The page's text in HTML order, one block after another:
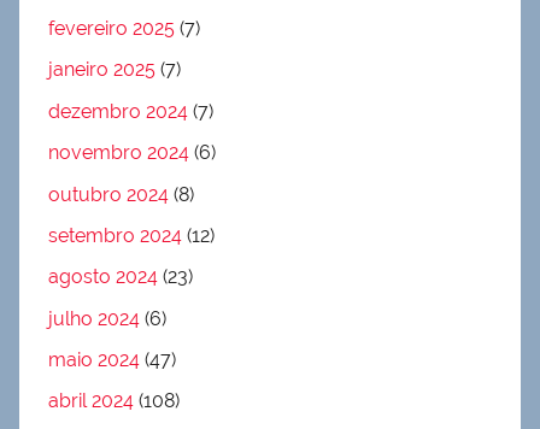
fevereiro 2025 (7)
janeiro 2025 (7)
dezembro 2024 (7)
novembro 2024 (6)
outubro 2024 (8)
setembro 2024 (12)
agosto 2024 (23)
julho 2024 (6)
maio 2024 (47)
abril 2024 (108)